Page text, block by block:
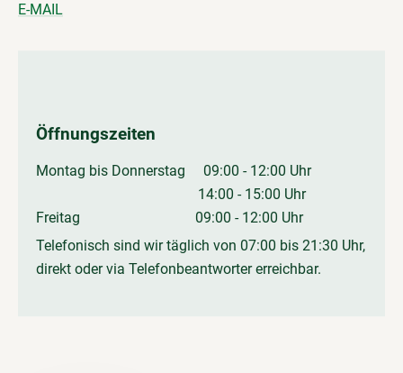
E-MAIL
Öffnungszeiten
Montag bis Donnerstag 09:00 - 12:00 Uhr
14:00 - 15:00 Uhr
Freitag 09:00 - 12:00 Uhr
Telefonisch sind wir täglich von 07:00 bis 21:30 Uhr,
direkt oder via Telefonbeantworter erreichbar.